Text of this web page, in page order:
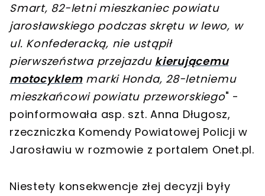
Smart, 82-letni mieszkaniec powiatu
jarosławskiego podczas skrętu w lewo, w
ul. Konfederacką, nie ustąpił
pierwszeństwa przejazdu kierującemu
motocyklemmarki Honda, 28-letniemu
mieszkańcowi powiatu przeworskiego" -
poinformowała asp. szt. Anna Długosz,
rzeczniczka Komendy Powiatowej Policji w
Jarosławiu w rozmowie z portalem Onet.pl.
Niestety konsekwencje złej decyzji były